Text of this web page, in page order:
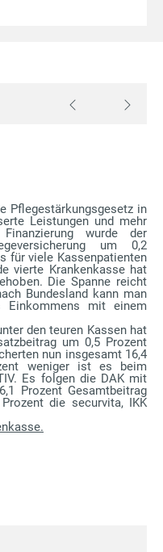
Pflegestärkungsgesetz in
Leistungen und mehr
Finanzierung wurde der
um 0,2
für viele Kassenpatienten
vierte Krankenkasse hat
Die Spanne reicht
Bundesland kann man
mit einem
den teuren Kassen hat
um 0,5 Prozent
nun insgesamt 16,4
weniger ist es beim
Es folgen die DAK mit
Prozent Gesamtbeitrag
die securvita, IKK